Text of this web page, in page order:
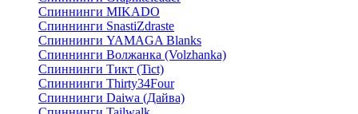
Спиннинги MIKADO
Спиннинги SnastiZdraste
Спиннинги YAMAGA Blanks
Спиннинги Волжанка (Volzhanka)
Спиннинги Тикт (Tict)
Спиннинги Thirty34Four
Спиннинги Daiwa (Дайва)